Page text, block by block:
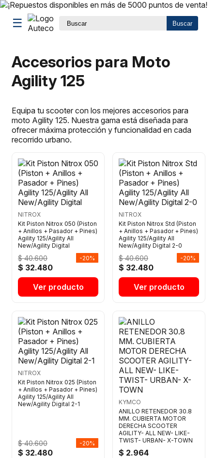
☰ Buscar
Accesorios para Moto
Agility 125
Equipa tu scooter con los mejores accesorios para
moto Agility 125. Nuestra gama está diseñada para
ofrecer máxima protección y funcionalidad en cada
recorrido urbano.
NITROX
Kit Piston Nitrox 050 (Piston
+ Anillos + Pasador + Pines)
Agility 125/Agility All
New/Agility Digital
$ 40.600
$ 32.480
-20%
Ver producto
NITROX
Kit Piston Nitrox Std (Piston
+ Anillos + Pasador + Pines)
Agility 125/Agility All
New/Agility Digital 2-0
$ 40.600
$ 32.480
-20%
Ver producto
NITROX
Kit Piston Nitrox 025 (Piston
+ Anillos + Pasador + Pines)
Agility 125/Agility All
New/Agility Digital 2-1
$ 40.600
$ 32.480
-20%
KYMCO
ANILLO RETENEDOR 30.8
MM. CUBIERTA MOTOR
DERECHA SCOOTER
AGILITY- ALL NEW- LIKE-
TWIST- URBAN- X-TOWN
$ 2.964